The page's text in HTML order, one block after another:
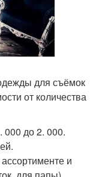
для съёмок
от количества
до 2. 000.
и